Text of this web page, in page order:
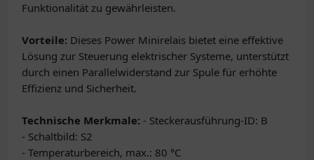
Funktionalität zu gewährleisten.
Vorteile: Dieses Power Minirelais bietet eine effektive
Lösung zur Steuerung elektrischer Systeme, unterstützt
durch einen Parallelwiderstand zur Spule für erhöhte
Effizienz und Sicherheit.
Technische Merkmale: - Steckerausführung-ID: B
- Schaltbild: S2
- Temperaturbereich, max.: 80 °C